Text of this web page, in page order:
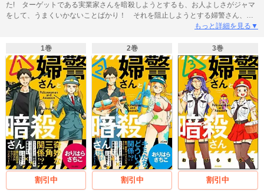
た! ターゲットである実業家さんを暗殺しようとするも、お人よしさがジャマ
をして、うまくいかないことばかり！ それを阻止しようとする婦警さん、そ
の婦警さんに恋心を抱く実業家さん……と、気づけば奇妙な三角関係に!? 予
つ!? 目が離せない、奇想天外ラブ(?)コメディー!! 『双子コンプレックス
1』、『婦警さんと暗殺さん1』、『恋するヤンキーガール5』との、描き下ろ
しコラボリレー漫画も特別収録！
もっと詳細を見る▼
1巻
割引中
2巻
割引中
3巻
割引中